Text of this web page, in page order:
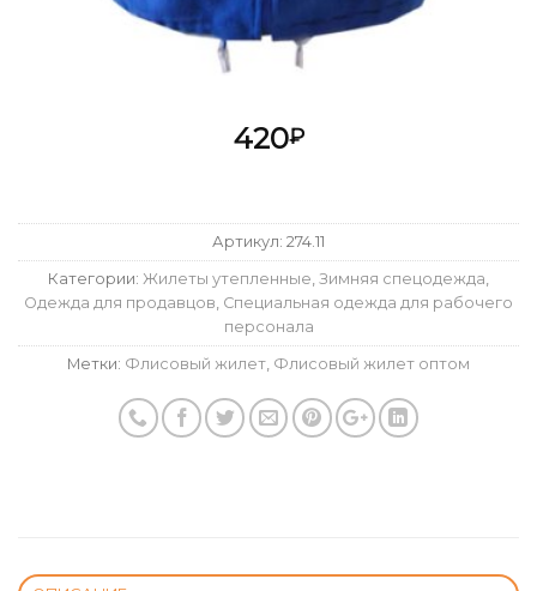
420₽
Артикул: 274.11
Категории: Жилеты утепленные, Зимняя спецодежда,
Одежда для продавцов, Специальная одежда для рабочего
персонала
Метки: Флисовый жилет, Флисовый жилет оптом